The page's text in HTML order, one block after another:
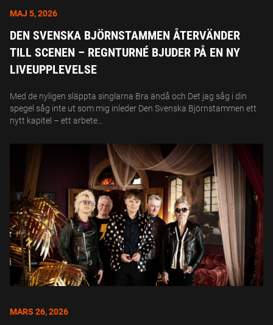
MAJ 5, 2026
DEN SVENSKA BJÖRNSTAMMEN ÅTERVÄNDER
TILL SCENEN – REGNTURNÉ BJUDER PÅ EN NY
LIVEUPPLEVELSE
Med de nyligen släppta singlarna Bra ändå och Det jag såg i din
spegel såg inte ut som mig inleder Den Svenska Björnstammen ett
nytt kapitel – ett arbete...
MARS 26, 2026